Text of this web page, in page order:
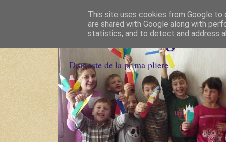
Cursuri Origami
Dragoste de la prima pliere
This site uses cookies from Google to
are shared with Google along with
statistics, and to detect and address